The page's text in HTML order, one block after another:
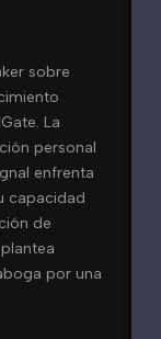
sobre
La
personal
enfrenta
capacidad
de
por una